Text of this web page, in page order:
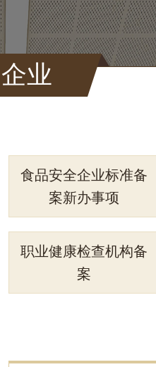
业
食品安全企业标准备
案新办事项
职业健康检查机构备
案